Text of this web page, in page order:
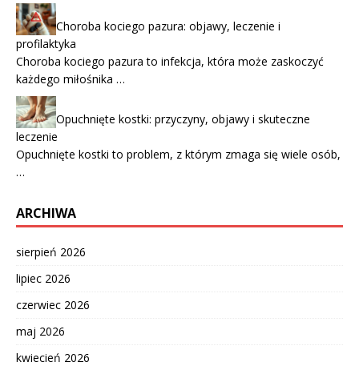
Choroba kociego pazura: objawy, leczenie i
profilaktyka
Choroba kociego pazura to infekcja, która może zaskoczyć
każdego miłośnika …
Opuchnięte kostki: przyczyny, objawy i skuteczne
leczenie
Opuchnięte kostki to problem, z którym zmaga się wiele osób,
…
ARCHIWA
sierpień 2026
lipiec 2026
czerwiec 2026
maj 2026
kwiecień 2026